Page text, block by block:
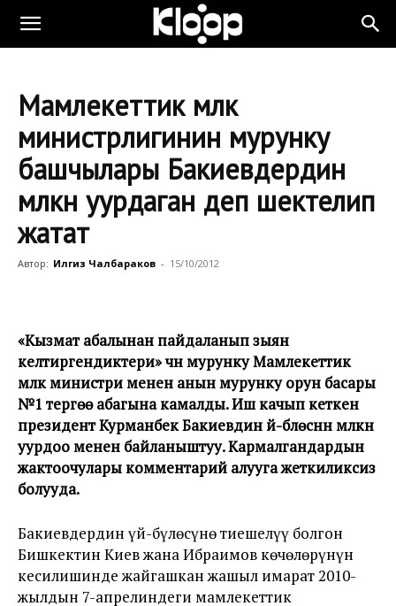
Мамлекеттик мүлк
министрлигинин мурунку
башчылары Бакиевдердин
мүлкүн уурдаган деп шектелип
жатат
Автор: Илгиз Чалбараков - 15/10/2012
«Кызмат абалынан пайдаланып зыян
келтиргендиктери» үчүн мурунку Мамлекеттик
мүлк министри менен анын мурунку орун басары
№1 тергөө абагына камалды. Иш качып кеткен
президент Курманбек Бакиевдин үй-бүлөсүнүн мүлкүн
уурдоо менен байланыштуу. Кармалгандардын
жактоочулары комментарий алууга жеткиликсиз
болууда.
Бакиевдердин үй-бүлөсүнө тиешелүү болгон
Бишкектин Киев жана Ибраимов көчөлөрүнүн
кесилишинде жайгашкан жашыл имарат 2010-
жылдын 7-апрелиндеги мамлекеттик